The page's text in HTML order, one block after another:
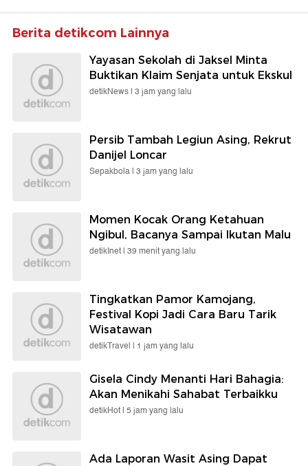
Berita detikcom Lainnya
Yayasan Sekolah di Jaksel Minta
Buktikan Klaim Senjata untuk Ekskul
detikNews | 3 jam yang lalu
Persib Tambah Legiun Asing, Rekrut
Danijel Loncar
Sepakbola | 3 jam yang lalu
Momen Kocak Orang Ketahuan
Ngibul, Bacanya Sampai Ikutan Malu
detikInet | 39 menit yang lalu
Tingkatkan Pamor Kamojang,
Festival Kopi Jadi Cara Baru Tarik
Wisatawan
detikTravel | 1 jam yang lalu
Gisela Cindy Menanti Hari Bahagia:
Akan Menikahi Sahabat Terbaikku
detikHot | 5 jam yang lalu
Ada Laporan Wasit Asing Dapat